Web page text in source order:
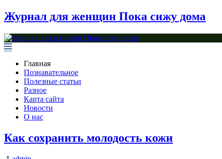
Журнал для женщин Пока сижу дома
Главная
Познавательное
Полезные статьи
Разное
Карта сайта
Новости
О нас
Как сохранить молодость кожи